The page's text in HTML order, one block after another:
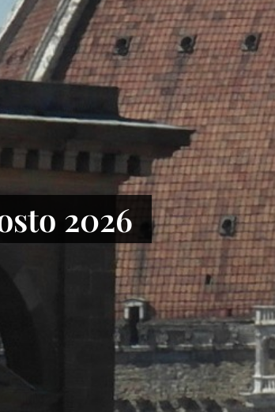
2026
centrale
Gianni Bono